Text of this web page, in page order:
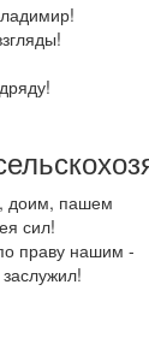
доим, пашем
сил!
праву нашим -